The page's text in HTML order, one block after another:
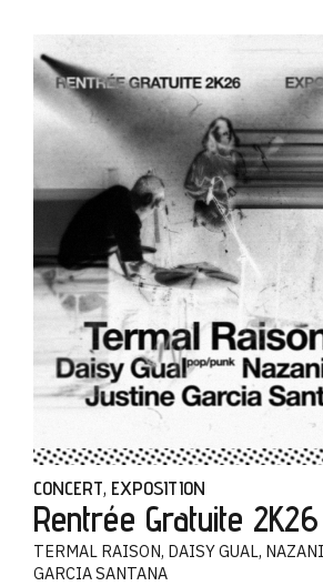
CONCERT, EXPOSITION
Rentrée Gratuite 2K26
TERMAL RAISON, DAISY GUAL,
GARCIA SANTANA